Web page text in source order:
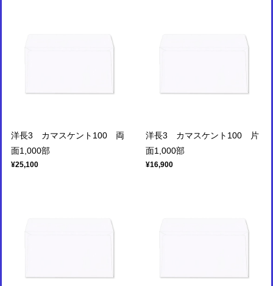
洋長3 カマスケント100 両
面1,000部
¥25,100
洋長3 カマスケント100 片
面1,000部
¥16,900